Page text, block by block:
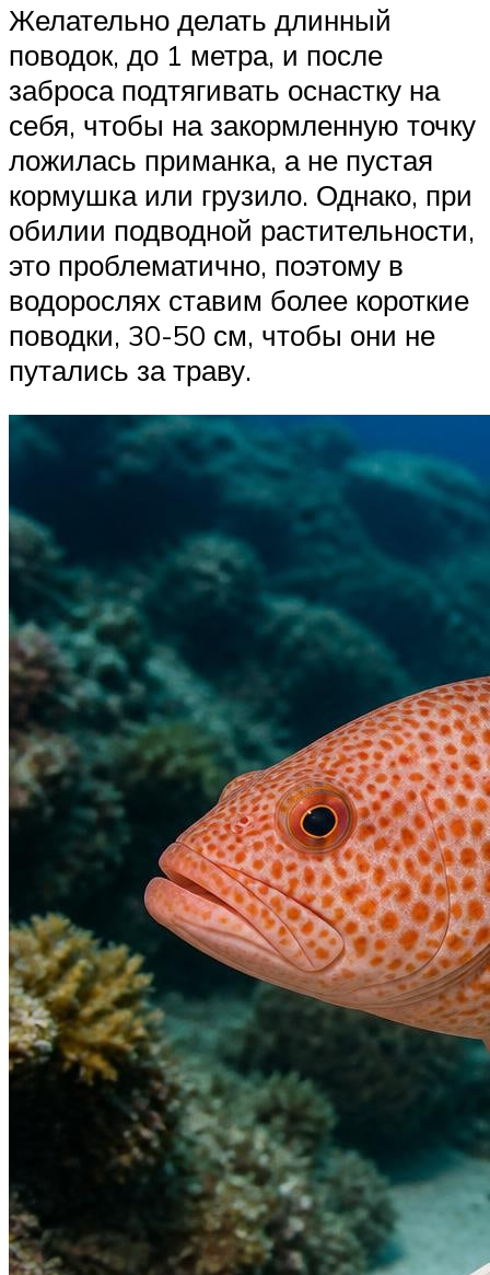
Желательно делать длинный
поводок, до 1 метра, и после
заброса подтягивать оснастку на
себя, чтобы на закормленную точку
ложилась приманка, а не пустая
кормушка или грузило. Однако, при
обилии подводной растительности,
это проблематично, поэтому в
водорослях ставим более короткие
поводки, 30-50 см, чтобы они не
путались за траву.